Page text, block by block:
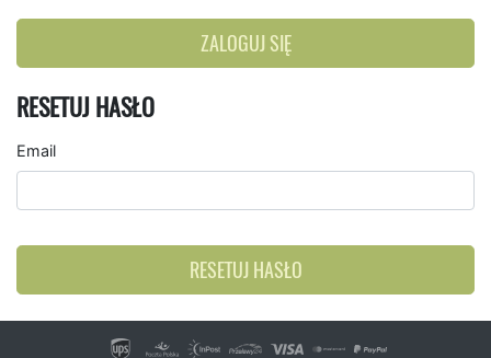
ZALOGUJ SIĘ
RESETUJ HASŁO
Email
RESETUJ HASŁO